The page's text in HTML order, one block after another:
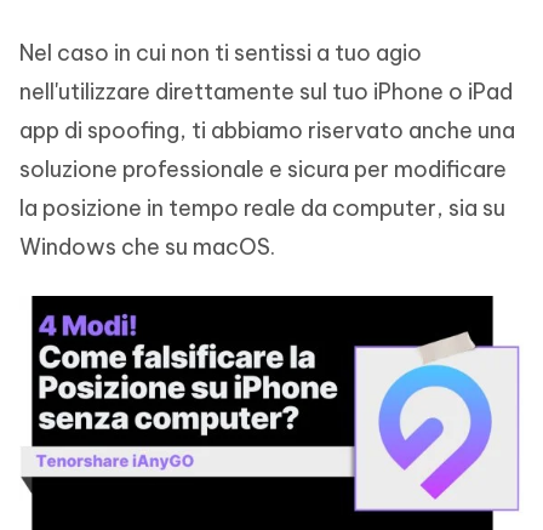
Nel caso in cui non ti sentissi a tuo agio
nell'utilizzare direttamente sul tuo iPhone o iPad
app di spoofing, ti abbiamo riservato anche una
soluzione professionale e sicura per modificare
la posizione in tempo reale da computer, sia su
Windows che su macOS.